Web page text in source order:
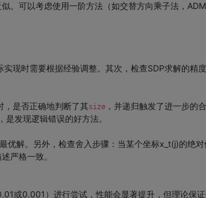
。可以考虑使用一阶方法（如交替方向乘子法，
现时需要根据经验调整。其次，检查SDP求解的
，是否正确地判断了其size ，并递归触发了进一步的
，是发现逻辑错误的好方法。
优解。另外，检查舍入步骤：当某个坐标x_t(j)的
严格一致。
或0.001）进行尝试，性能会显著提升，但理论保证